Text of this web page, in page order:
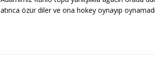
atınca özür diler ve ona hokey oynayıp